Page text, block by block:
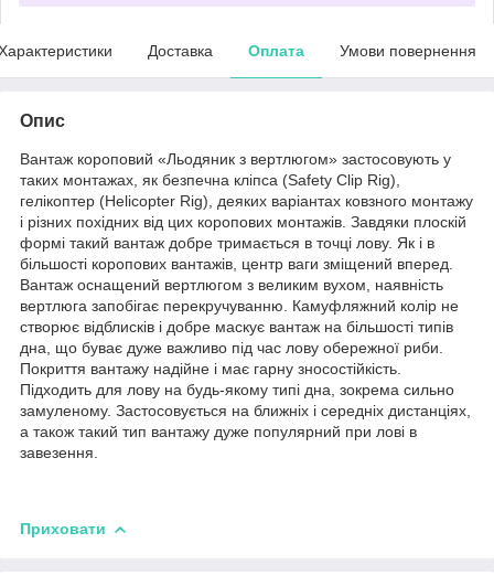
Доставка Оплата Умови повернення
Опис
Вантаж короповий «Льодяник з вертлюгом» застосовують у
таких монтажах, як безпечна кліпса (Safety Clip Rig),
гелікоптер (Helicopter Rig), деяких варіантах ковзного монтажу
і різних похідних від цих коропових монтажів. Завдяки плоскій
формі такий вантаж добре тримається в точці лову. Як і в
більшості коропових вантажів, центр ваги зміщений вперед.
Вантаж оснащений вертлюгом з великим вухом, наявність
вертлюга запобігає перекручуванню. Камуфляжний колір не
створює відблисків і добре маскує вантаж на більшості типів
дна, що буває дуже важливо під час лову обережної риби.
Покриття вантажу надійне і має гарну зносостійкість.
Підходить для лову на будь-якому типі дна, зокрема сильно
замуленому. Застосовується на ближніх і середніх дистанціях,
а також такий тип вантажу дуже популярний при лові в
завезення.
Приховати